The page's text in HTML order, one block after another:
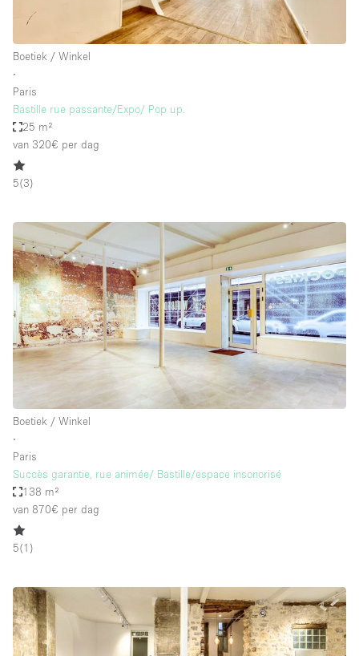
Boetiek / Winkel
∙
Paris
Bastille rue passante/Expo/ Pop up.
25 m²
van 320€ per dag
5(3)
Boetiek / Winkel
∙
Paris
Succès garantie, rue animée/ Bastille/espace insonorisé
138 m²
van 870€ per dag
5(1 )